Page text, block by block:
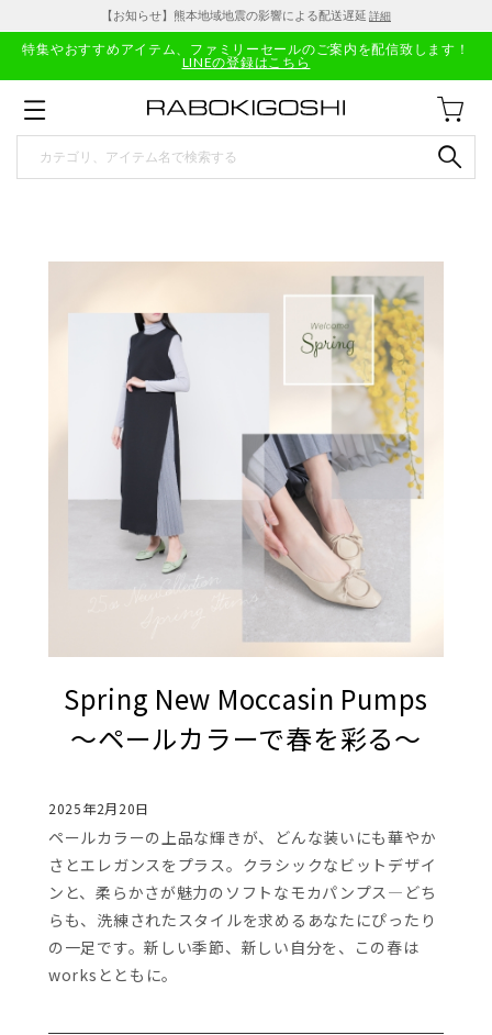
【お知らせ】熊本地域地震の影響による配送遅延 詳細
特集やおすすめアイテム、ファミリーセールのご案内を配信致します！
LINEの登録はこちら
Spring New Moccasin Pumps
～ペールカラーで春を彩る～
2025年2月20日
ペールカラーの上品な輝きが、どんな装いにも華やか
さとエレガンスをプラス。クラシックなビットデザイ
ンと、柔らかさが魅力のソフトなモカパンプス―どち
らも、洗練されたスタイルを求めるあなたにぴったり
の一足です。新しい季節、新しい自分を、この春は
worksとともに。